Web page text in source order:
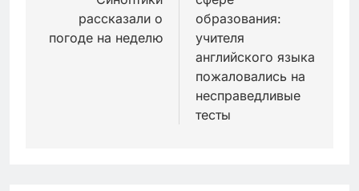
записям
рассказали о
погоде на неделю
образования:
учителя
английского языка
пожаловались на
несправедливые
тесты